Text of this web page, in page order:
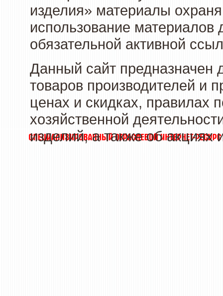
изделия» материалы
использование материалов
обязательной активной
Данный сайт предназначен
товаров производителей и
ценах и скидках, правилах
хозяйственной
изделий, а также об